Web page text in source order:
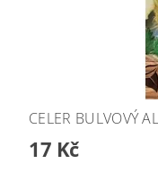
CELER BULVOVÝ
17 Kč